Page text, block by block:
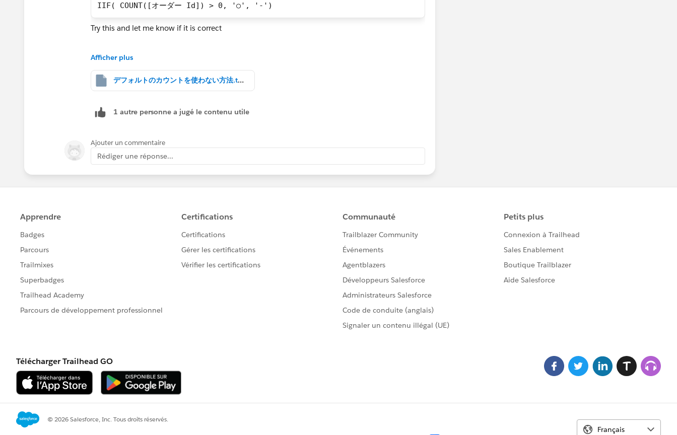
IIF( COUNT([オーダー Id]) > 0, '○', '-')
Try this and let me know if it is correct
(Please upvote all my answers and select the best one if you find them helpful)
Afficher plus
デフォルトのカウントを使わない方法.twbx
1 autre personne a jugé le contenu utile
Ajouter un commentaire
Rédiger une réponse...